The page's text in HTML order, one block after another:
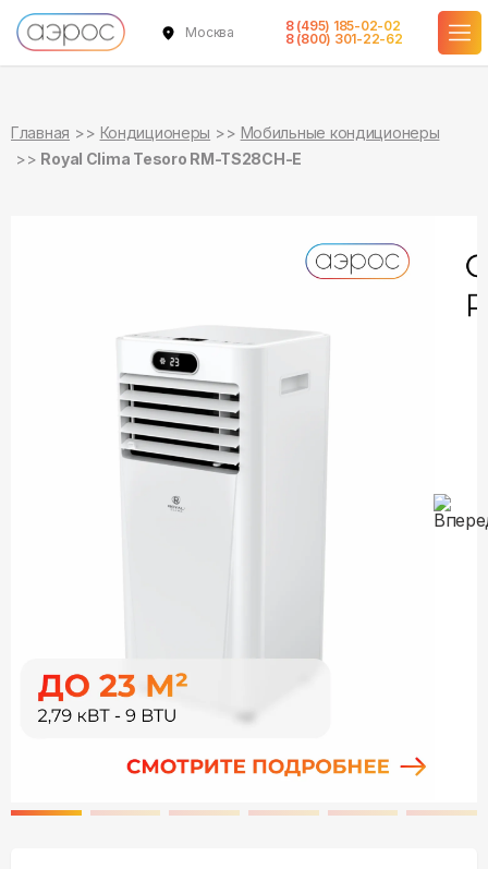
Москва
8 (495) 185-02-02
8 (800) 301-22-62
Главная Кондиционеры
Мобильные кондиционеры
Royal Clima Tesoro RM-TS28CH-E
в наличии
в наличии